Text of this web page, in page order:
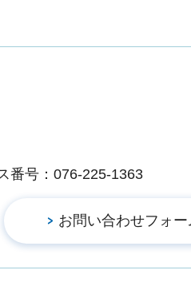
番号：076-225-1363